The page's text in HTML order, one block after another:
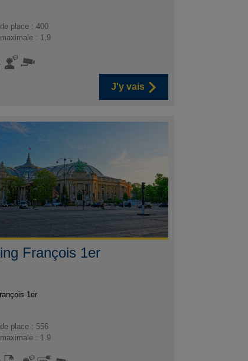
place : 400
: 1,9
J'y vais
François 1er
1er
place : 556
: 1.9